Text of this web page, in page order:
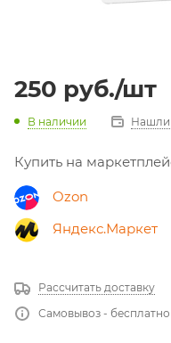
250 руб./шт
В наличии Нашли
Купить на
Ozon
Яндекс.Маркет
Рассчитать доставку
Самовывоз - бесплатно